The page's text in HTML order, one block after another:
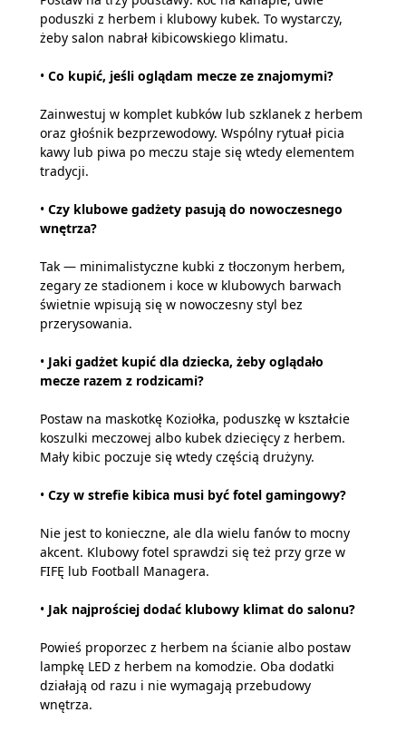
poduszki z herbem i klubowy kubek. To wystarczy,
żeby salon nabrał kibicowskiego klimatu.
• Co kupić, jeśli oglądam mecze ze znajomymi?
Zainwestuj w komplet kubków lub szklanek z herbem
oraz głośnik bezprzewodowy. Wspólny rytuał picia
kawy lub piwa po meczu staje się wtedy elementem
tradycji.
• Czy klubowe gadżety pasują do nowoczesnego
wnętrza?
Tak — minimalistyczne kubki z tłoczonym herbem,
zegary ze stadionem i koce w klubowych barwach
świetnie wpisują się w nowoczesny styl bez
przerysowania.
• Jaki gadżet kupić dla dziecka, żeby oglądało
mecze razem z rodzicami?
Postaw na maskotkę Koziołka, poduszkę w kształcie
koszulki meczowej albo kubek dziecięcy z herbem.
Mały kibic poczuje się wtedy częścią drużyny.
• Czy w strefie kibica musi być fotel gamingowy?
Nie jest to konieczne, ale dla wielu fanów to mocny
akcent. Klubowy fotel sprawdzi się też przy grze w
FIFĘ lub Football Managera.
• Jak najprościej dodać klubowy klimat do salonu?
Powieś proporzec z herbem na ścianie albo postaw
lampkę LED z herbem na komodzie. Oba dodatki
działają od razu i nie wymagają przebudowy
wnętrza.